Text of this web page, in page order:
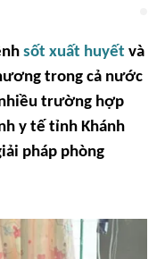
sốt xuất huyết và
trong cả nước
trường hợp
y tế tỉnh Khánh
pháp phòng